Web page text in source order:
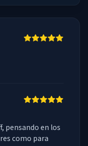
pensando en los
como para